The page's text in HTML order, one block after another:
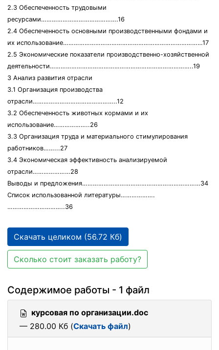
2.3 Обеспеченность трудовыми
ресурсами…………………………………….16
2.4 Обеспеченность основными производственными фондами и
их использование……………………………………………………………………17
2.5 Экономические показатели производственно-хозяйственной
деятельности……………………………………………………………………..19
3 Анализ развития отрасли
3.1 Организация производства
отрасли………………………………………..12
3.2 Обеспеченность животных кормами и их
использование………………..26
3.3 Организация труда и материального стимулирования
работников……...27
3.4 Экономическая эффективность анализируемой
отрасли…………………28
Выводы и предложения…………………………………………………………34
Список использованной литературы……………….
…………………………..36
Скачать целиком (56.72 Кб)
Сколько стоит заказать работу?
Содержимое работы - 1 файл
курсовая по организации.doc
— 280.00 Кб (Скачать файл)